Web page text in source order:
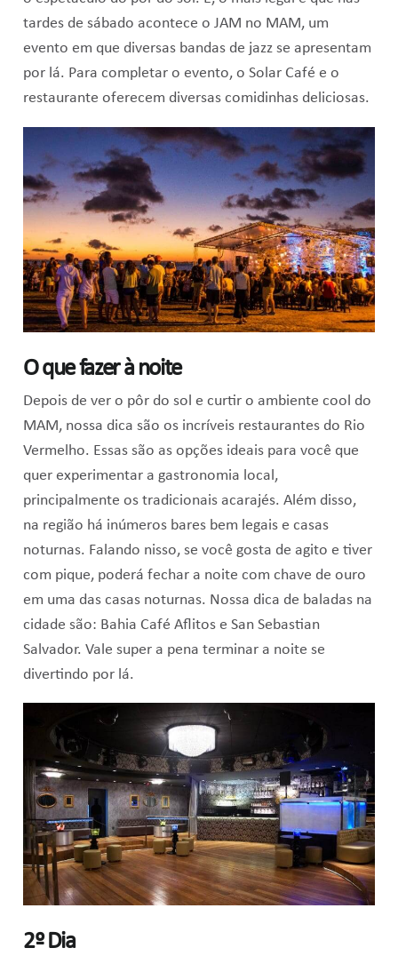
tardes de sábado acontece o JAM no MAM, um
evento em que diversas bandas de jazz se apresentam
por lá. Para completar o evento, o Solar Café e o
restaurante oferecem diversas comidinhas deliciosas.
O que fazer à noite
Depois de ver o pôr do sol e curtir o ambiente cool do
MAM, nossa dica são os incríveis restaurantes do Rio
Vermelho. Essas são as opções ideais para você que
quer experimentar a gastronomia local,
principalmente os tradicionais acarajés. Além disso,
na região há inúmeros bares bem legais e casas
noturnas. Falando nisso, se você gosta de agito e tiver
com pique, poderá fechar a noite com chave de ouro
em uma das casas noturnas. Nossa dica de baladas na
cidade são: Bahia Café Aflitos e San Sebastian
Salvador. Vale super a pena terminar a noite se
divertindo por lá.
2º Dia